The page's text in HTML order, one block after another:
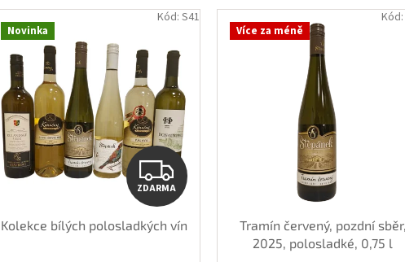
Novinka
ZDARMA
ZDARMA
Kolekce bílých polosladkých vín
Kód: S41
Více za méně
Tramín červený, pozdní sběr,
2025, polosladké, 0,75 l
Kód: